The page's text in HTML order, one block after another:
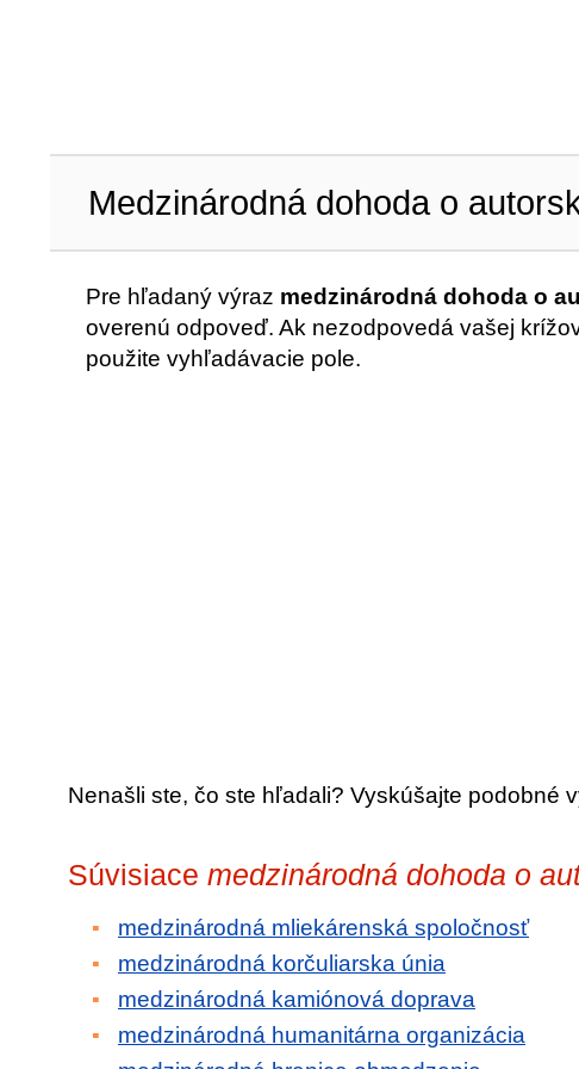
Medzinárodná dohoda o
Pre hľadaný výraz medzinárodná dohoda o
overenú odpoveď. Ak nezodpovedá vašej
použite vyhľadávacie pole.
Nenašli ste, čo ste hľadali? Vyskúšajte podobné
Súvisiace medzinárodná dohoda o
medzinárodná mliekárenská spoločnosť
medzinárodná korčuliarska únia
medzinárodná kamiónová doprava
medzinárodná humanitárna organizácia